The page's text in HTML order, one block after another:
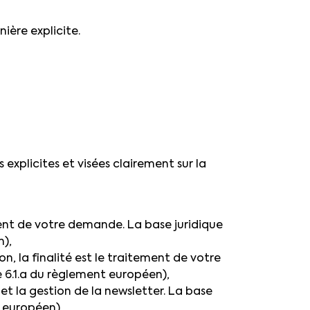
explicite.
et visées clairement sur la
de votre demande. La base juridique
la finalité est le traitement de votre
du règlement européen),
la gestion de la newsletter. La base